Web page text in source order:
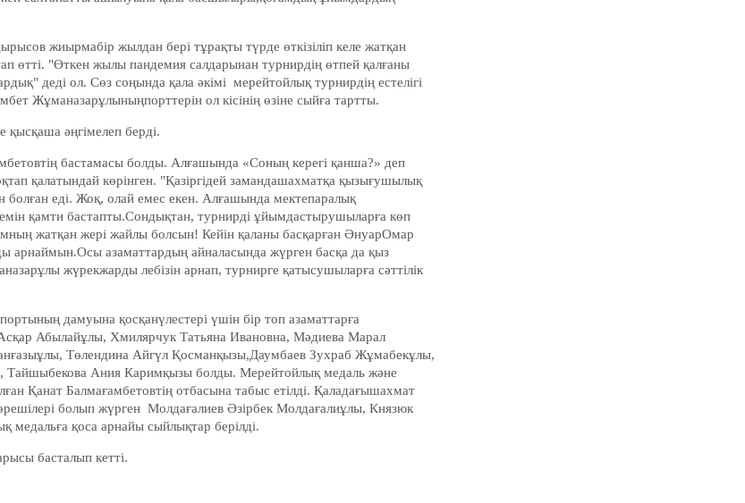
жиырмабір жылдан бері тұрақты түрде өткізіліп келе жатқан
өтті. "Өткен жылы пандемия салдарынан турнирдің өтпей қалғаны
деді ол. Сөз соңында қала әкімі мерейтойлық турнирдің естелігі
Жұманазарұлыныңпорттерін ол кісінің өзіне сыйға тартты.
әңгімелеп берді.
бастамасы болды. Алғашында «Соның керегі қанша?» деп
қалатындай көрінген. "Қазіргідей замандашахматқа қызығушылық
болған еді. Жоқ, олай емес екен. Алғашында мектепаралық
қамти бастапты.Сондықтан, турнирді ұйымдастырушыларға көп
жатқан жері жайлы болсын! Кейін қаланы басқарған ӘнуарОмар
арнаймын.Осы азаматтардың айналасында жүрген басқа да қыз
жүрекжарды лебізін арнап, турнирге қатысушыларға сәттілік
дамуына қосқанүлестері үшін бір топ азаматтарға
Абылайұлы, Хмилярчук Татьяна Ивановна, Мәдиева Марал
Төлендина Айгүл Қосманқызы,Даумбаев Зухраб Жұмабекұлы,
Ания Каримқызы болды. Мерейтойлық медаль және
Қанат Балмағамбетовтің отбасына табыс етілді. Қаладағышахмат
болып жүрген Молдағалиев Әзірбек Молдағалиұлы, Князюк
медальға қоса арнайы сыйлықтар берілді.
басталып кетті.